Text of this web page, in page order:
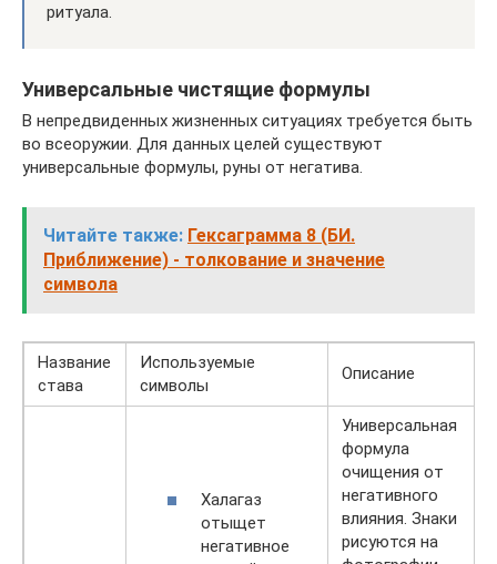
ритуала.
Универсальные чистящие формулы
В непредвиденных жизненных ситуациях требуется быть
во всеоружии. Для данных целей существуют
универсальные формулы, руны от негатива.
Читайте также: Гексаграмма 8 (БИ.
Приближение) - толкование и значение
символа
Название
става
Используемые
символы
Описание
Халагаз
отыщет
негативное
Универсальная
формула
очищения от
негативного
влияния. Знаки
рисуются на